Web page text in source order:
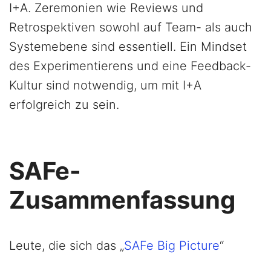
I+A. Zeremonien wie Reviews und
Retrospektiven sowohl auf Team- als auch
Systemebene sind essentiell. Ein Mindset
des Experimentierens und eine Feedback-
Kultur sind notwendig, um mit I+A
erfolgreich zu sein.
SAFe-
Zusammenfassung
Leute, die sich das „SAFe Big Picture“